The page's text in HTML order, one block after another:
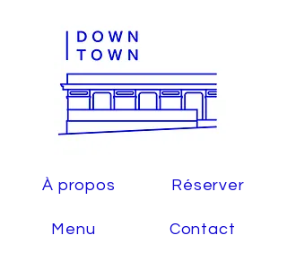
À propos Réserver
Menu Contact